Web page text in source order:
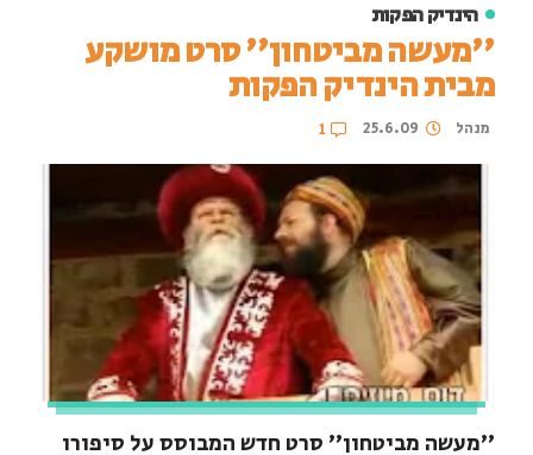
הינדיק הפקות
''מעשה מביטחון'' סרט מושקע
מבית הינדיק הפקות
מנהל 25.6.09
1
''מעשה מביטחון'' סרט חדש המבוסס על סיפורו